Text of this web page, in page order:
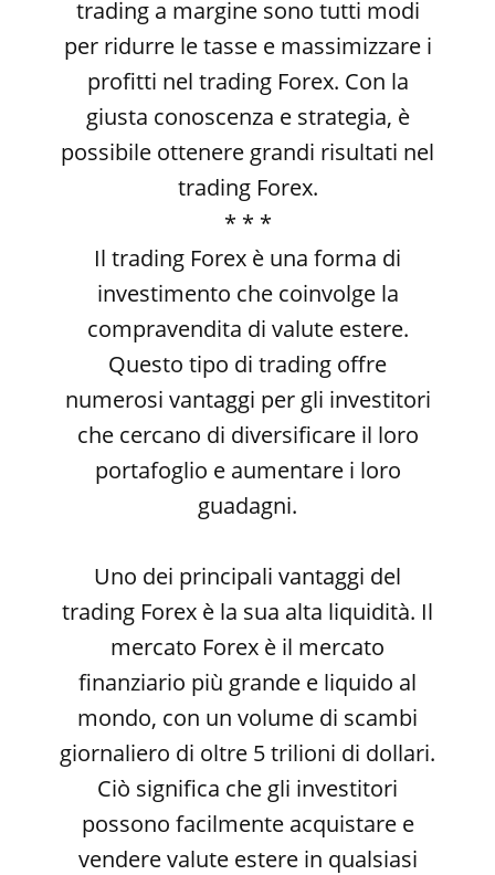
trading a margine sono tutti modi
per ridurre le tasse e massimizzare i
profitti nel trading Forex. Con la
giusta conoscenza e strategia, è
possibile ottenere grandi risultati nel
trading Forex.
* * *
Il trading Forex è una forma di
investimento che coinvolge la
compravendita di valute estere.
Questo tipo di trading offre
numerosi vantaggi per gli investitori
che cercano di diversificare il loro
portafoglio e aumentare i loro
guadagni.
Uno dei principali vantaggi del
trading Forex è la sua alta liquidità. Il
mercato Forex è il mercato
finanziario più grande e liquido al
mondo, con un volume di scambi
giornaliero di oltre 5 trilioni di dollari.
Ciò significa che gli investitori
possono facilmente acquistare e
vendere valute estere in qualsiasi